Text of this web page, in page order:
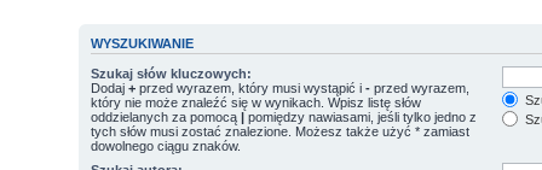
WYSZUKIWANIE
Szukaj słów kluczowych:
Dodaj + przed wyrazem, który musi wystąpić i - przed wyrazem,
który nie może znaleźć się w wynikach. Wpisz listę słów
oddzielanych za pomocą | pomiędzy nawiasami, jeśli tylko jedno z
tych słów musi zostać znalezione. Możesz także użyć * zamiast
dowolnego ciągu znaków.